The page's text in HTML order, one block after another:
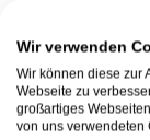
Wir verwenden
Wir können diese zur
Webseite zu
großartiges
von uns verwendeten